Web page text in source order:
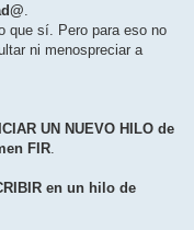
que sí. Pero para eso no
ni menospreciar a
UN NUEVO HILO de
FIR
en un hilo de